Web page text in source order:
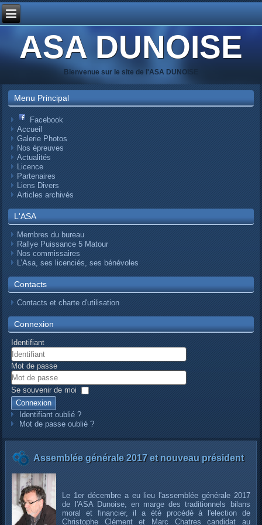
ASA DUNOISE
Bienvenue sur le site de l'ASA DUNOISE
Menu Principal
Facebook
Accueil
Galerie Photos
Nos épreuves
Actualités
Licence
Partenaires
Liens Divers
Articles archivés
L'ASA
Membres du bureau
Rallye Puissance 5 Matour
Nos commissaires
L’Asa, ses licenciés, ses bénévoles
Contacts
Contacts et charte d'utilisation
Connexion
Identifiant
Mot de passe
Se souvenir de moi
Connexion
Identifiant oublié ?
Mot de passe oublié ?
Assemblée générale 2017 et nouveau président
Le 1er décembre a eu lieu l'assemblée générale 2017
de l'ASA Dunoise, en marge des traditionnels bilans
moral et financier, il a été procédé à l'election de
Christophe Clément et Marc Chatres candidat au